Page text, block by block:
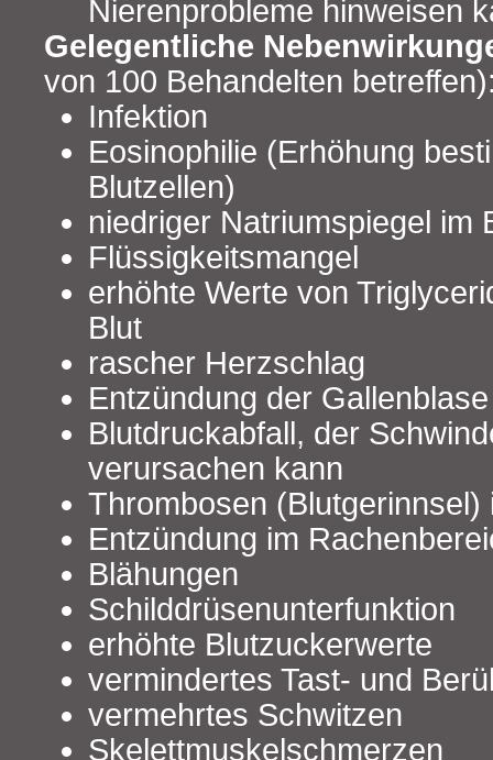
Nierenprobleme hinweisen
Gelegentliche
von 100 Behandelten
Infektion
Eosinophilie (Erhöhung
Blutzellen)
niedriger Natriumspiegel im
Flüssigkeitsmangel
erhöhte Werte von
Blut
rascher Herzschlag
Entzündung der Gallenblase
Blutdruckabfall, der
verursachen kann
Thrombosen (Blutgerinnsel)
Entzündung im
Blähungen
Schilddrüsenunterfunktion
erhöhte Blutzuckerwerte
vermindertes Tast- und
vermehrtes Schwitzen
Skelettmuskelschmerzen